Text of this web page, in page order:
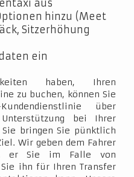
aus
hinzu (Meet
Sitzerhöhung
ein
haben, Ihren
zu buchen, können Sie
über
bei Ihrer
bringen Sie pünktlich
Wir geben dem Fahrer
er Sie im Falle von
ihn für Ihren Transfer